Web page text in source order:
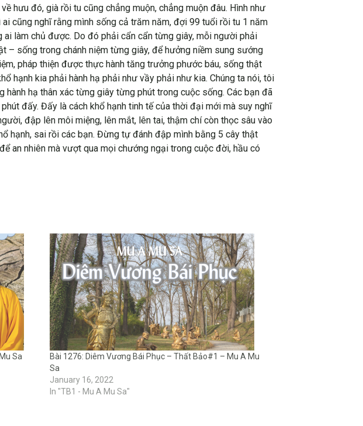
hưu đó, già rồi tu cũng chẳng muộn, chẳng muộn đâu. Hình như
cũng nghĩ rằng mình sống cả trăm năm, đợi 99 tuổi rồi tu 1 năm
làm chủ được. Do đó phải cẩn cẩn từng giây, mỗi người phải
– sống trong chánh niệm từng giây, để hưởng niềm sung sướng
pháp thiện được thực hành tăng trưởng phước báu, sống thật
hạnh kia phải hành hạ phải như vầy phải như kia. Chúng ta nói, tôi
hạ thân xác từng giây từng phút trong cuộc sống. Các bạn đã
đấy. Đấy là cách khổ hạnh tinh tế của thời đại mới mà suy nghĩ
đập lên môi miệng, lên mắt, lên tai, thậm chí còn thọc sâu vào
hạnh, sai rồi các bạn. Đừng tự đánh đập mình bằng 5 cây thật
an nhiên mà vượt qua mọi chướng ngại trong cuộc đời, hầu có
Sa
Bài 1276: Diêm Vương Bái Phục – Thất Bảo#1 – Mu A Mu
Sa
January 16, 2022
In "TB1 - Mu A Mu Sa"